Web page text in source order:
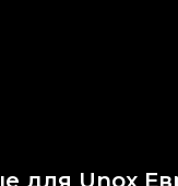
для Unox